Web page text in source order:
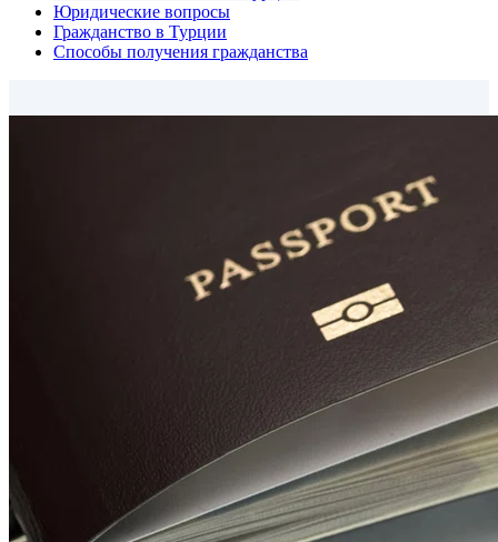
Юридические вопросы
Гражданство в Турции
Способы получения гражданства